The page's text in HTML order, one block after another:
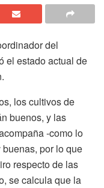
del
el estado actual de
los cultivos de
buenos, y las
-como lo
por lo que
respecto de las
se calcula que la